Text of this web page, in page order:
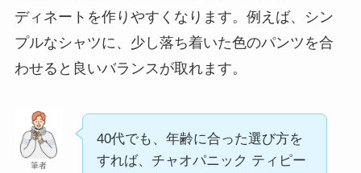
ディネートを作りやすくなります。例えば、シン
プルなシャツに、少し落ち着いた色のパンツを合
わせると良いバランスが取れます。
筆者
40代でも、年齢に合った選び方を
すれば、チャオパニック ティピー